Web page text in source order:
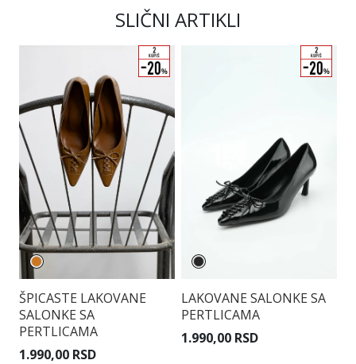
SLIČNI ARTIKLI
ŠPICASTE LAKOVANE
SALONKE SA
PERTLICAMA
1.990,00 RSD
LAKOVANE SALONKE SA
PERTLICAMA
1.990,00 RSD